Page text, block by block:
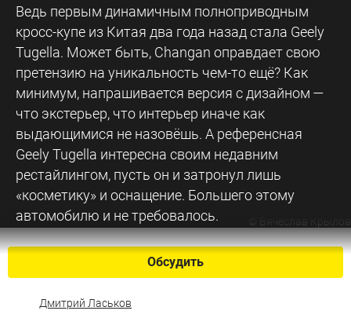
Ведь первым динамичным полноприводным
кросс-купе из Китая два года назад стала Geely
Tugella. Может быть, Changan оправдает свою
претензию на уникальность чем-то ещё? Как
минимум, напрашивается версия с дизайном —
что экстерьер, что интерьер иначе как
выдающимися не назовёшь. А референсная
Geely Tugella интересна своим недавним
рестайлингом, пусть он и затронул лишь
«косметику» и оснащение. Большего этому
автомобилю и не требовалось.
© Вячеслав Крылов
Обсудить
Дмитрий Ласьков